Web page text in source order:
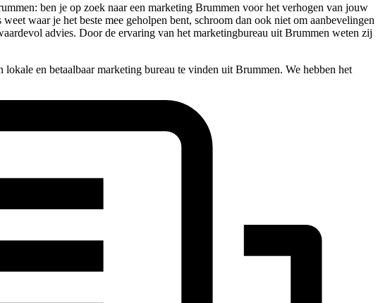
ben je op zoek naar een marketing Brummen voor het verhogen van jouw
waar je het beste mee geholpen bent, schroom dan ook niet om aanbevelingen
advies. Door de ervaring van het marketingbureau uit Brummen weten zij
lokale en betaalbaar marketing bureau te vinden uit Brummen. We hebben het